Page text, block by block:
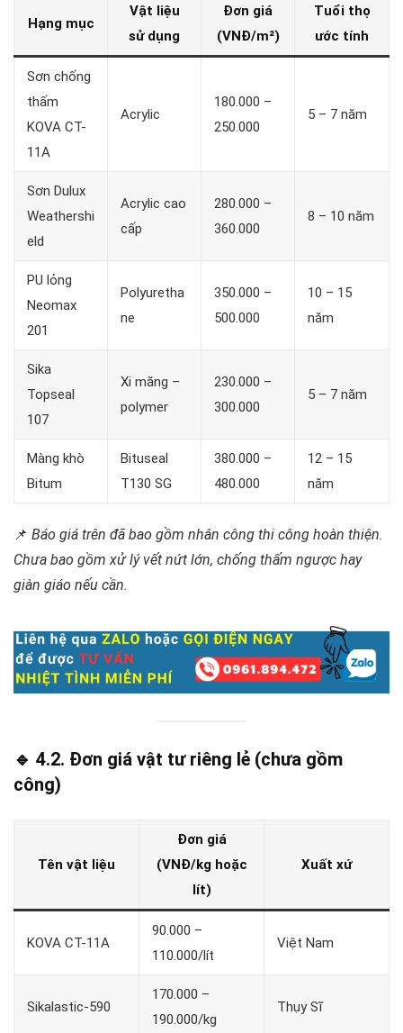
Hạng mục
Vật liệu
sử dụng
Đơn giá
(VNĐ/m²)
Tuổi thọ
ước tính
Sơn chống
thấm
KOVA CT-
11A
Acrylic
180.000 –
250.000
5 – 7 năm
Sơn Dulux
Weathershi
eld
Acrylic cao
cấp
280.000 –
360.000
8 – 10 năm
PU lỏng
Neomax
201
Polyuretha
ne
350.000 –
500.000
10 – 15
năm
Sika
Topseal
107
Xi măng –
polymer
230.000 –
300.000
5 – 7 năm
Màng khò
Bitum
Bituseal
T130 SG
380.000 –
480.000
12 – 15
năm
📌 Báo giá trên đã bao gồm nhân công thi công hoàn thiện.
Chưa bao gồm xử lý vết nứt lớn, chống thấm ngược hay
giàn giáo nếu cần.
🔹 4.2. Đơn giá vật tư riêng lẻ (chưa gồm
công)
Tên vật liệu
Đơn giá
(VNĐ/kg hoặc
lít)
Xuất xứ
KOVA CT-11A
90.000 –
110.000/lít
Việt Nam
Sikalastic-590
170.000 –
190.000/kg
Thụy Sĩ